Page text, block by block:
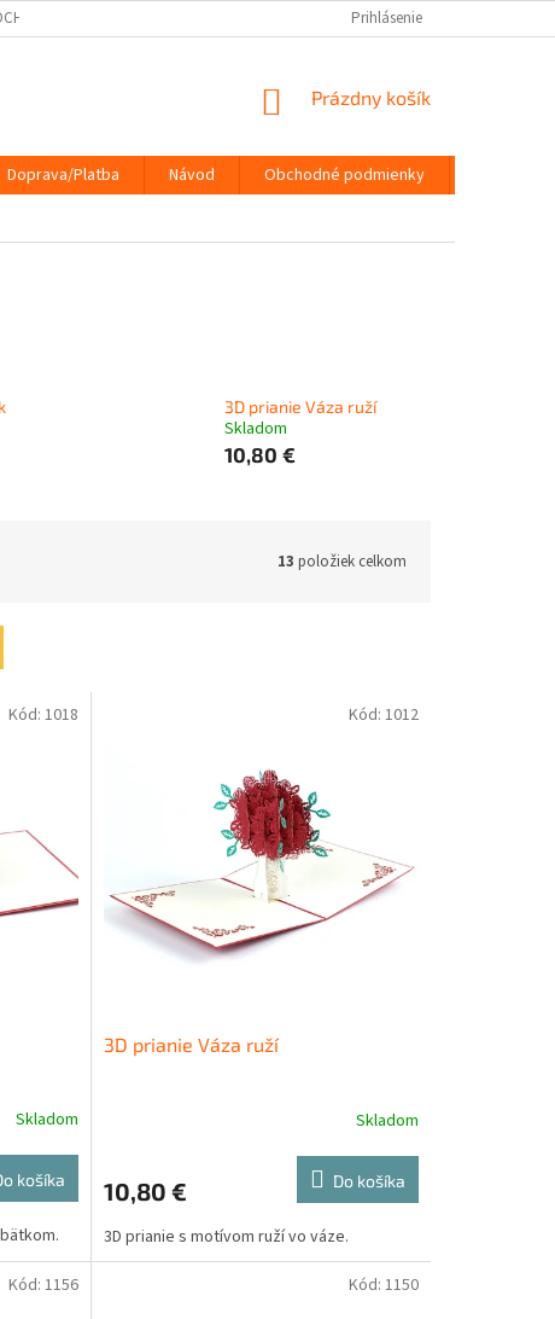
OSOBNÝCH ÚDAJOV DOPRAVA/PLATBA NÁVOD
Prihlásenie
NÁKUPNÝ
Prázdny košík
Doprava/Platba Návod Obchodné podmienky
3D prianie Váza ruží
Skladom
10,80 €
13 položiek celkom
Skladom
košíka
Kód: 1018
3D prianie Váza ruží
Skladom
10,80 € Do košíka
3D prianie s motívom ruží vo váze.
Kód: 1012
Kód: 1156 Kód: 1150